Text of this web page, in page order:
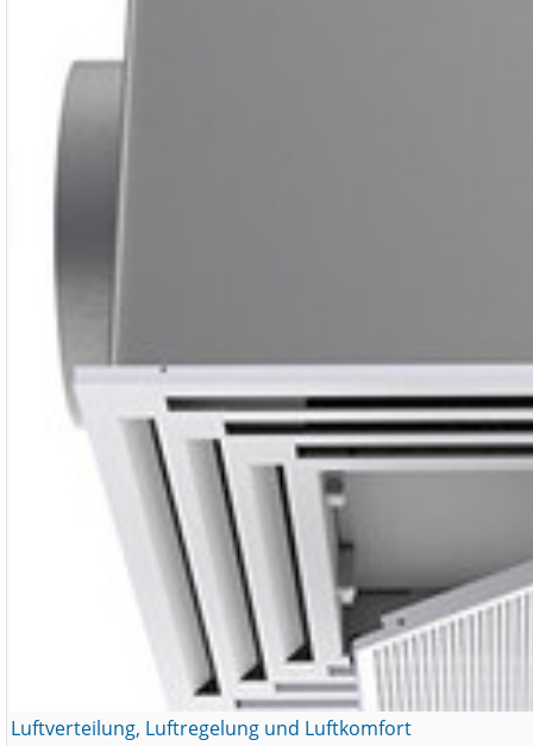
Luftverteilung, Luftregelung und Luftkomfort